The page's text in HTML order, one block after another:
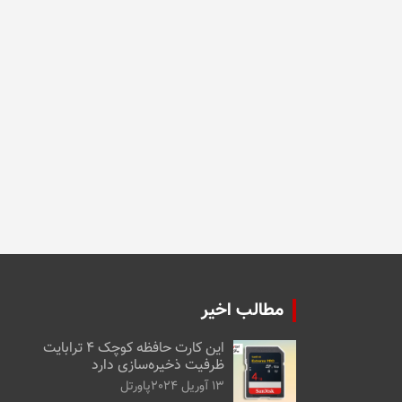
مطالب اخیر
این کارت حافظه کوچک ۴ ترابایت
ظرفیت ذخیره‌سازی دارد
13 آوریل 2024 پاورتل